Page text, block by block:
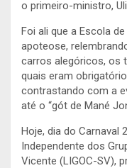
o primeiro-ministro,
Foi ali que a Escola
apoteose,
carros alegóricos, os
quais eram
contrastando com a
até o “gót de Mané
Hoje, dia do Carnaval
Independente dos
Vicente (LIGOC-SV),